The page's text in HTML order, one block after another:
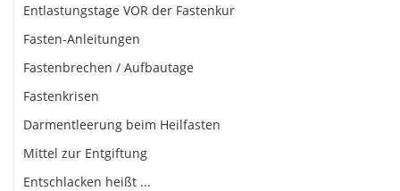
Entlastungstage VOR der Fastenkur
Fasten-Anleitungen
Fastenbrechen / Aufbautage
Fastenkrisen
Darmentleerung beim Heilfasten
Mittel zur Entgiftung
Entschlacken heißt ...